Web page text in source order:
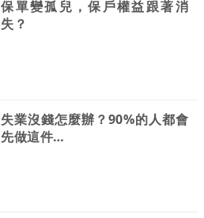
保單變孤兒，保戶權益跟著消
失？
失業沒錢怎麼辦？90%的人都會
先做這件…